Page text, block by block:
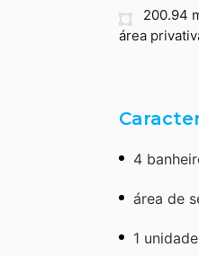
200.94
área
4
área de
1